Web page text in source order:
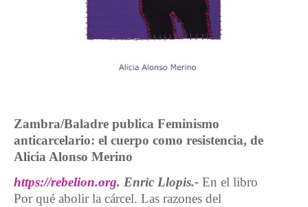
Zambra/Baladre publica Feminismo
anticarcelario: el cuerpo como resistencia, de
Alicia Alonso Merino
https://rebelion.org. Enric Llopis.- En el libro
Por qué abolir la cárcel. Las razones del